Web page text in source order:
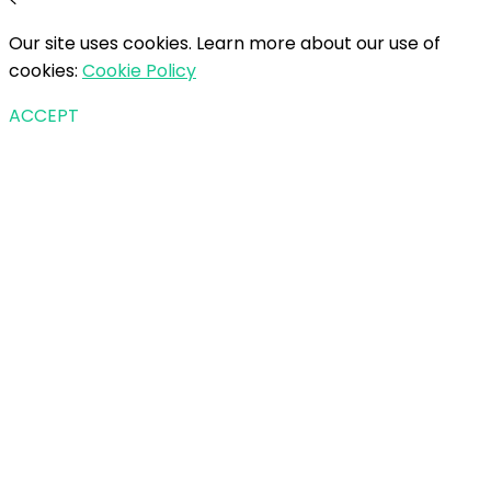
Our site uses cookies. Learn more about our use of
cookies: Cookie Policy
ACCEPT